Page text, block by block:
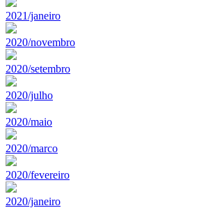
2021/janeiro
2020/novembro
2020/setembro
2020/julho
2020/maio
2020/marco
2020/fevereiro
2020/janeiro